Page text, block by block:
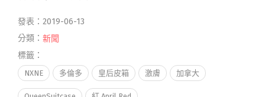
發表：2019-06-13
分類： 新聞
標籤：
NXNE 多倫多 皇后皮箱 激膚 加拿大